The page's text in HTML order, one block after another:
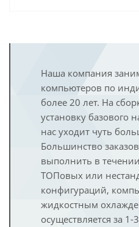
Наша компания
компьютеров по
более 20 лет. На
установку базового
нас уходит чуть
Большинство
выполнить в
ТОПовых или
конфигураций,
жидкостным
осуществляется за